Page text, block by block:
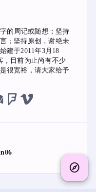
explore
的周记或随想；坚持
；坚持原创，谢绝未
建于2011年3月18
，目前为止尚有不少
很宽裕，请大家给予
foursquare
vimeo